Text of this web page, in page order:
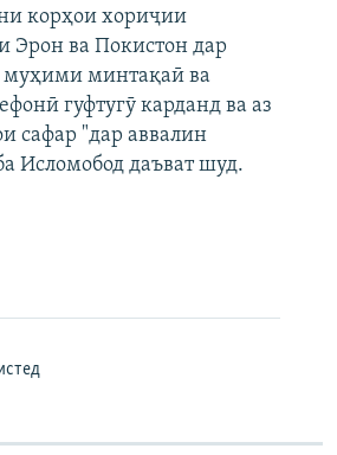
корҳои хориҷии
Эрон ва Покистон дар
муҳими минтақаӣ ва
гуфтугӯ карданд ва аз
сафар "дар аввалин
Исломобод даъват шуд.